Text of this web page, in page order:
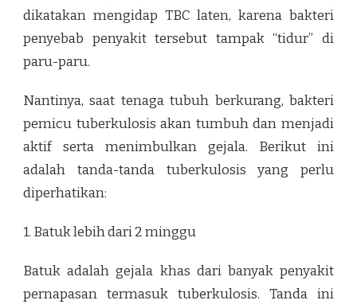
dikatakan mengidap TBC laten, karena bakteri
penyebab penyakit tersebut tampak “tidur” di
paru-paru.
Nantinya, saat tenaga tubuh berkurang, bakteri
pemicu tuberkulosis akan tumbuh dan menjadi
aktif serta menimbulkan gejala. Berikut ini
adalah tanda-tanda tuberkulosis yang perlu
diperhatikan:
1. Batuk lebih dari 2 minggu
Batuk adalah gejala khas dari banyak penyakit
pernapasan termasuk tuberkulosis. Tanda ini